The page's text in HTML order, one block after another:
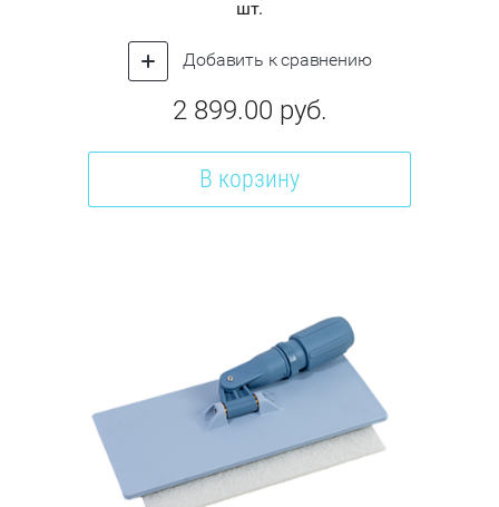
шт.
Добавить к сравнению
2 899.00 руб.
В корзину